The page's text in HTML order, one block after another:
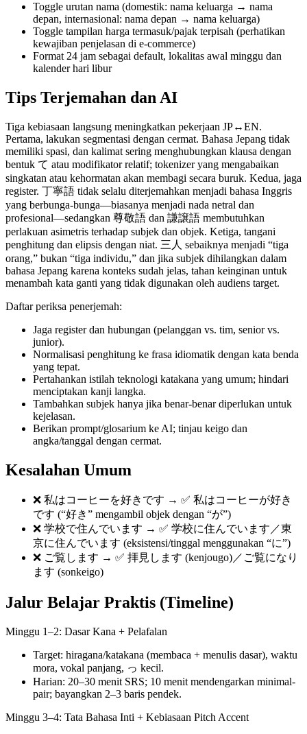
Toggle urutan nama (domestik: nama keluarga → nama
depan, internasional: nama depan → nama keluarga)
Toggle tampilan harga termasuk/pajak terpisah (perhatikan
kewajiban penjelasan di e-commerce)
Format 24 jam sebagai default, lokalitas awal minggu dan
kalender hari libur
Tips Terjemahan dan AI
Tiga kebiasaan langsung meningkatkan pekerjaan JP↔EN.
Pertama, lakukan segmentasi dengan cermat. Bahasa Jepang tidak
memiliki spasi, dan kalimat sering menghubungkan klausa dengan
bentuk て atau modifikator relatif; tokenizer yang mengabaikan
singkatan atau kehormatan akan membagi secara buruk. Kedua, jaga
register. 丁寧語 tidak selalu diterjemahkan menjadi bahasa Inggris
yang berbunga-bunga—biasanya menjadi nada netral dan
profesional—sedangkan 尊敬語 dan 謙譲語 membutuhkan
perlakuan asimetris terhadap subjek dan objek. Ketiga, tangani
penghitung dan elipsis dengan niat. 三人 sebaiknya menjadi “tiga
orang,” bukan “tiga individu,” dan jika subjek dihilangkan dalam
bahasa Jepang karena konteks sudah jelas, tahan keinginan untuk
menambah kata ganti yang tidak digunakan oleh audiens target.
Daftar periksa penerjemah:
Jaga register dan hubungan (pelanggan vs. tim, senior vs.
junior).
Normalisasi penghitung ke frasa idiomatik dengan kata benda
yang tepat.
Pertahankan istilah teknologi katakana yang umum; hindari
menciptakan kanji langka.
Tambahkan subjek hanya jika benar-benar diperlukan untuk
kejelasan.
Berikan prompt/glosarium ke AI; tinjau keigo dan
angka/tanggal dengan cermat.
Kesalahan Umum
❌ 私はコーヒーを好きです → ✅ 私はコーヒーが好き
です (“好き” mengambil objek dengan “が”)
❌ 学校で住んでいます → ✅ 学校に住んでいます／東
京に住んでいます (eksistensi/tinggal menggunakan “に”)
❌ ご覧します → ✅ 拝見します (kenjougo)／ご覧になり
ます (sonkeigo)
Jalur Belajar Praktis (Timeline)
Minggu 1–2: Dasar Kana + Pelafalan
Target: hiragana/katakana (membaca + menulis dasar), waktu
mora, vokal panjang, っ kecil.
Harian: 20–30 menit SRS; 10 menit mendengarkan minimal-
pair; bayangkan 2–3 baris pendek.
Minggu 3–4: Tata Bahasa Inti + Kebiasaan Pitch Accent